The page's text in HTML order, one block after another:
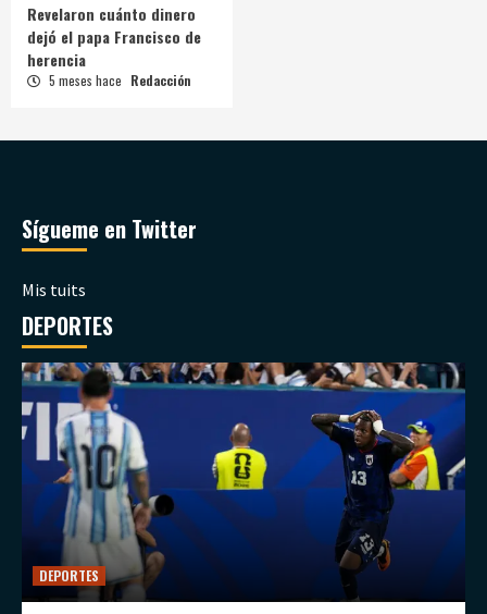
Revelaron cuánto dinero
dejó el papa Francisco de
herencia
5 meses hace Redacción
Sígueme en Twitter
Mis tuits
DEPORTES
DEPORTES